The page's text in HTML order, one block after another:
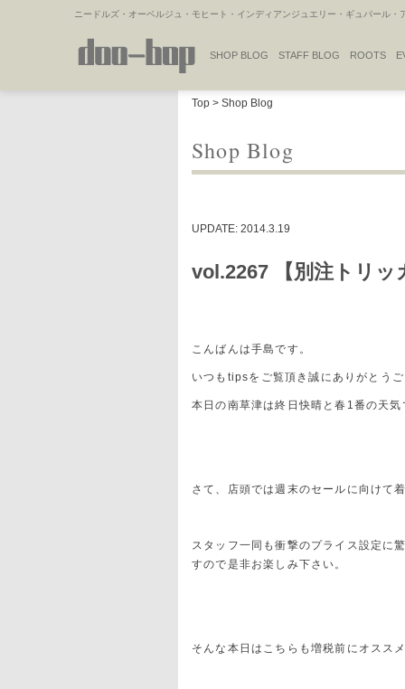
ニードルズ・オーベルジュ・モヒート・インディアンジュエリー・ギュパール
SHOP BLOG STAFF BLOG ROOTS
Top > Shop Blog
Shop Blog
UPDATE: 2014.3.19
vol.2267 【別注トリッ
こんばんは手島です。
いつもtipsをご覧頂き誠にありがとう
本日の南草津は終日快晴と春1番の天気
さて、店頭では週末のセールに向けて
スタッフ一同も衝撃のプライス設定に
すので是非お楽しみ下さい。
そんな本日はこちらも増税前にオスス